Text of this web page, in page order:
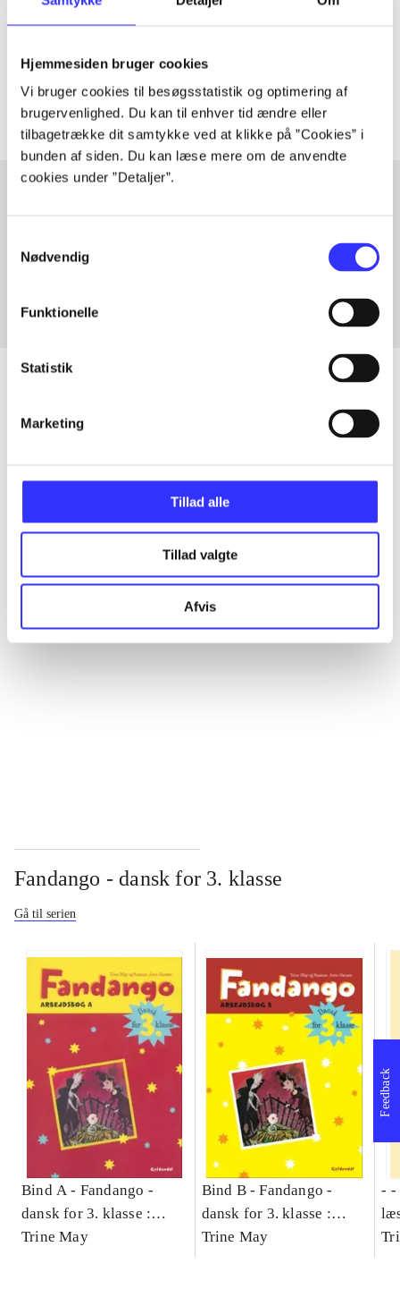
Hjemmesiden bruger cookies
Vi bruger cookies til besøgsstatistik og optimering af
brugervenlighed. Du kan til enhver tid ændre eller
tilbagetrække dit samtykke ved at klikke på ”Cookies” i
bunden af siden. Du kan læse mere om de anvendte
cookies under ”Detaljer”.
Nødvendig
Funktionelle
Statistik
Marketing
Tillad alle
Tillad valgte
Afvis
lorem ipsum dolor sit amet ...
Artiklerne i handler ofte om
Fra
Artikler
...
Fandango - dansk for 3. klasse
Gå til serien
Bind A - Fandango -
dansk for 3. klasse :
grundbog -- Arbejdsbog.
Trine May
Bind B -Fandango -
dansk for 3. klasse :
grundbog -- Arbejdsbog.
Trine May
- -
-
Feedback